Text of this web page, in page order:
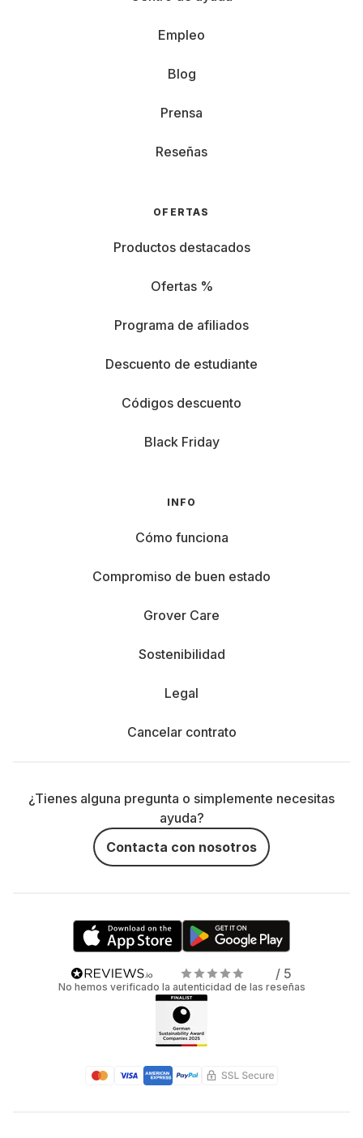
Empleo
Blog
Prensa
Reseñas
OFERTAS
Productos destacados
Ofertas %
Programa de afiliados
Descuento de estudiante
Códigos descuento
Black Friday
INFO
Cómo funciona
Compromiso de buen estado
Grover Care
Sostenibilidad
Legal
Cancelar contrato
¿Tienes alguna pregunta o simplemente necesitas
ayuda?
Contacta con nosotros
/ 5
No hemos verificado la autenticidad de las reseñas